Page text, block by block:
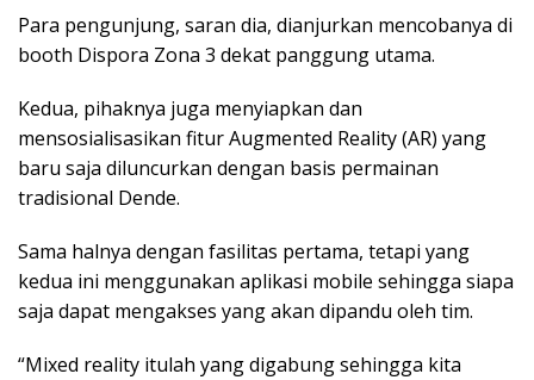
Para pengunjung, saran dia, dianjurkan mencobanya di
booth Dispora Zona 3 dekat panggung utama.
Kedua, pihaknya juga menyiapkan dan
mensosialisasikan fitur Augmented Reality (AR) yang
baru saja diluncurkan dengan basis permainan
tradisional Dende.
Sama halnya dengan fasilitas pertama, tetapi yang
kedua ini menggunakan aplikasi mobile sehingga siapa
saja dapat mengakses yang akan dipandu oleh tim.
“Mixed reality itulah yang digabung sehingga kita